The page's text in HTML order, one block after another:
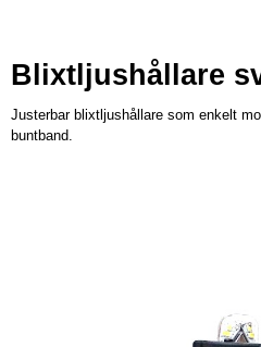
Blixtljushållare
Justerbar blixtljushållare som enkelt
buntband.